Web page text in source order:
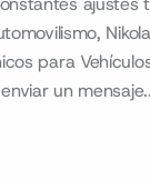
para
un